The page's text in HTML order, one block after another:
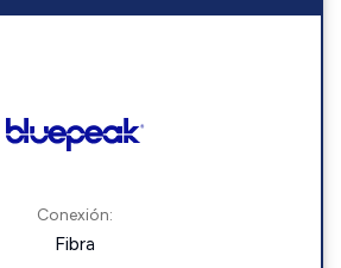
Conexión:
Fibra